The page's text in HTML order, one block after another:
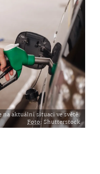
na aktuální situaci ve světě.
Foto: Shutterstock